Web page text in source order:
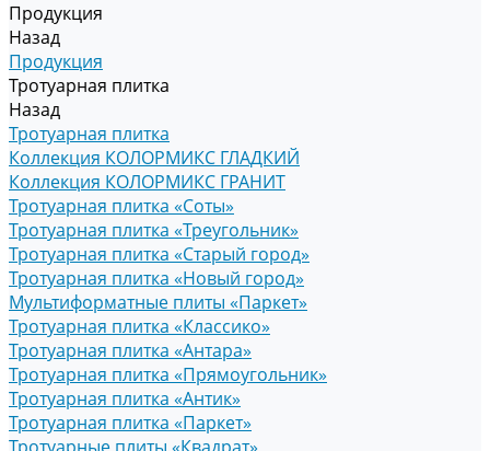
Продукция
Назад
Продукция
Тротуарная плитка
Назад
Тротуарная плитка
Коллекция КОЛОРМИКС ГЛАДКИЙ
Коллекция КОЛОРМИКС ГРАНИТ
Тротуарная плитка «Соты»
Тротуарная плитка «Треугольник»
Тротуарная плитка «Старый город»
Тротуарная плитка «Новый город»
Мультиформатные плиты «Паркет»
Тротуарная плитка «Классико»
Тротуарная плитка «Антара»
Тротуарная плитка «Прямоугольник»
Тротуарная плитка «Антик»
Тротуарная плитка «Паркет»